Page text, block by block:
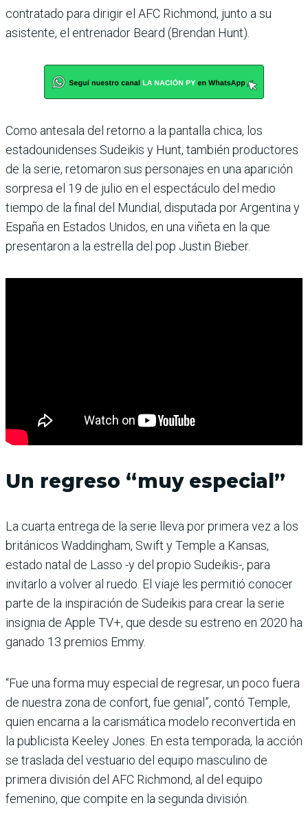
contratado para dirigir el AFC Richmond, junto a su
asistente, el entrenador Beard (Brendan Hunt).
Como antesala del retorno a la pantalla chica, los
estadounidenses Sudeikis y Hunt, también productores
de la serie, retomaron sus personajes en una aparición
sorpresa el 19 de julio en el espectáculo del medio
tiempo de la final del Mundial, disputada por Argentina y
España en Estados Unidos, en una viñeta en la que
presentaron a la estrella del pop Justin Bieber.
Un regreso “muy especial”
La cuarta entrega de la serie lleva por primera vez a los
británicos Waddingham, Swift y Temple a Kansas,
estado natal de Lasso -y del propio Sudeikis-, para
invitarlo a volver al ruedo. El viaje les permitió conocer
parte de la inspiración de Sudeikis para crear la serie
insignia de Apple TV+, que desde su estreno en 2020 ha
ganado 13 premios Emmy.
“Fue una forma muy especial de regresar, un poco fuera
de nuestra zona de confort, fue genial”, contó Temple,
quien encarna a la carismática modelo reconvertida en
la publicista Keeley Jones. En esta temporada, la acción
se traslada del vestuario del equipo masculino de
primera división del AFC Richmond, al del equipo
femenino, que compite en la segunda división.